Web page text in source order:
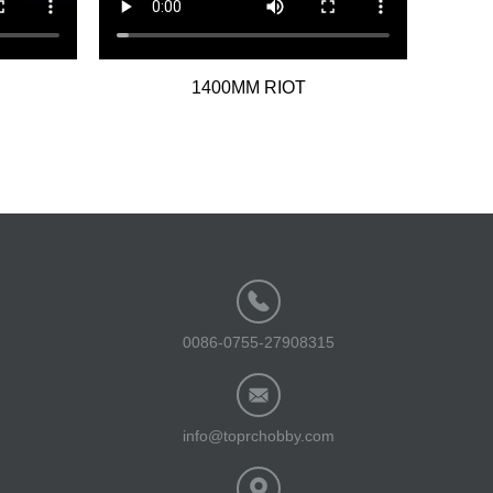
1400MM RIOT
0086-0755-27908315
info@toprchobby.com